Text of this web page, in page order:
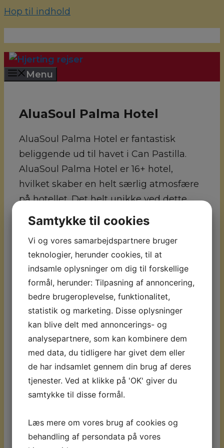
Hop til indhold
Menu
AluaSoul Palma Hotel
AluaSoul Palma Hotel er fantastisk
beliggende ud til havet i Can Pastilla.
AluaSoul Palma Hotel er 16+ hotel,
hvilket skaber en helt særlig atmosfære
på hotellet. Det helt unikke ved dette
hotel er den skønne udsigt til havet, der
kan ses de fleste steder fra på hotellet.
Samtidigt er der blot få minutters gang
til den lille marina i Can Pastilla. Vil man
besøge storbyen Palma, er det en taxi
tur på ca. 15 min. Det er også muligt at
benytte bussen og nærmeste
stoppested er ca. 500 meter fra hotellet.
Strand, promenade, restauranter og
barer – alt er lige udenfor døren.
Værelser:Opholdet på AluaSoul Palma
Hotel, er ophold i hotellets
dobbeltværelse m. havudsigt. Værelset
er flot indrettet i klassisk middelhavsstil.
Værelset er ca. 21 m2. og har tv, el-kedel,
Samtykke til cookies
Vi og vores samarbejdspartnere bruger
teknologier, herunder cookies, til at
indsamle oplysninger om dig til forskellige
formål, herunder: Tilpasning af annoncering,
bedre brugeroplevelse, funktionalitet,
statistik og marketing. Disse oplysninger
kan blive delt med annoncerings- og
analysepartnere, som kan kombinere dem
med data, du tidligere har givet dem eller
de har indsamlet gennem din brug af deres
tjenester. Ved at klikke på 'OK' giver du
samtykke til disse formål.
Læs mere om vores brug af cookies og
behandling af persondata på vores